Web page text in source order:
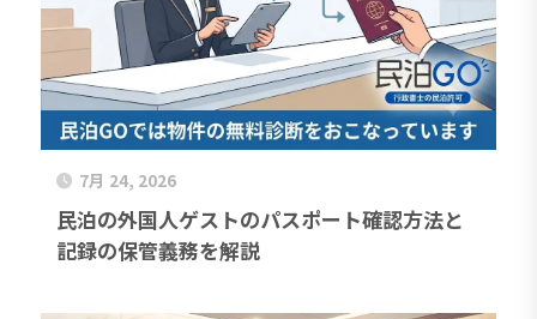
7月 24, 2026
民泊の外国人ゲストのパスポート確認方法と
記録の保管義務を解説